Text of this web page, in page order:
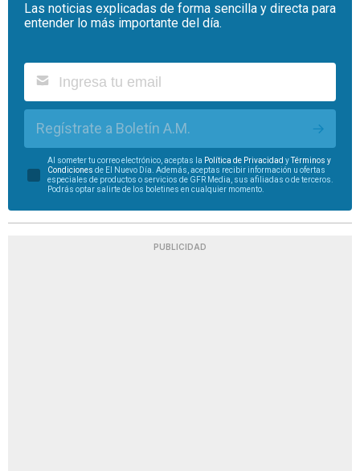
Las noticias explicadas de forma sencilla y directa para
entender lo más importante del día.
Regístrate a Boletín A.M.
Al someter tu correo electrónico, aceptas la Política de Privacidad yTérminos y
Condiciones de El Nuevo Día. Además, aceptas recibir información u ofertas
especiales de productos o servicios de GFR Media, sus afiliadas o de terceros.
Podrás optar salirte de los boletines en cualquier momento.
PUBLICIDAD